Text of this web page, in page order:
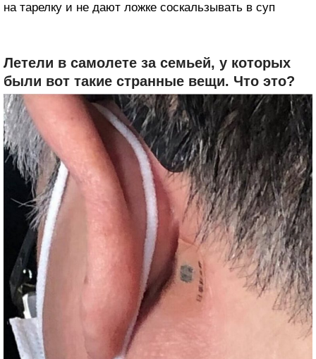
на тарелку и не дают ложке соскальзывать в суп
Летели в самолете за семьей, у которых
были вот такие странные вещи. Что это?